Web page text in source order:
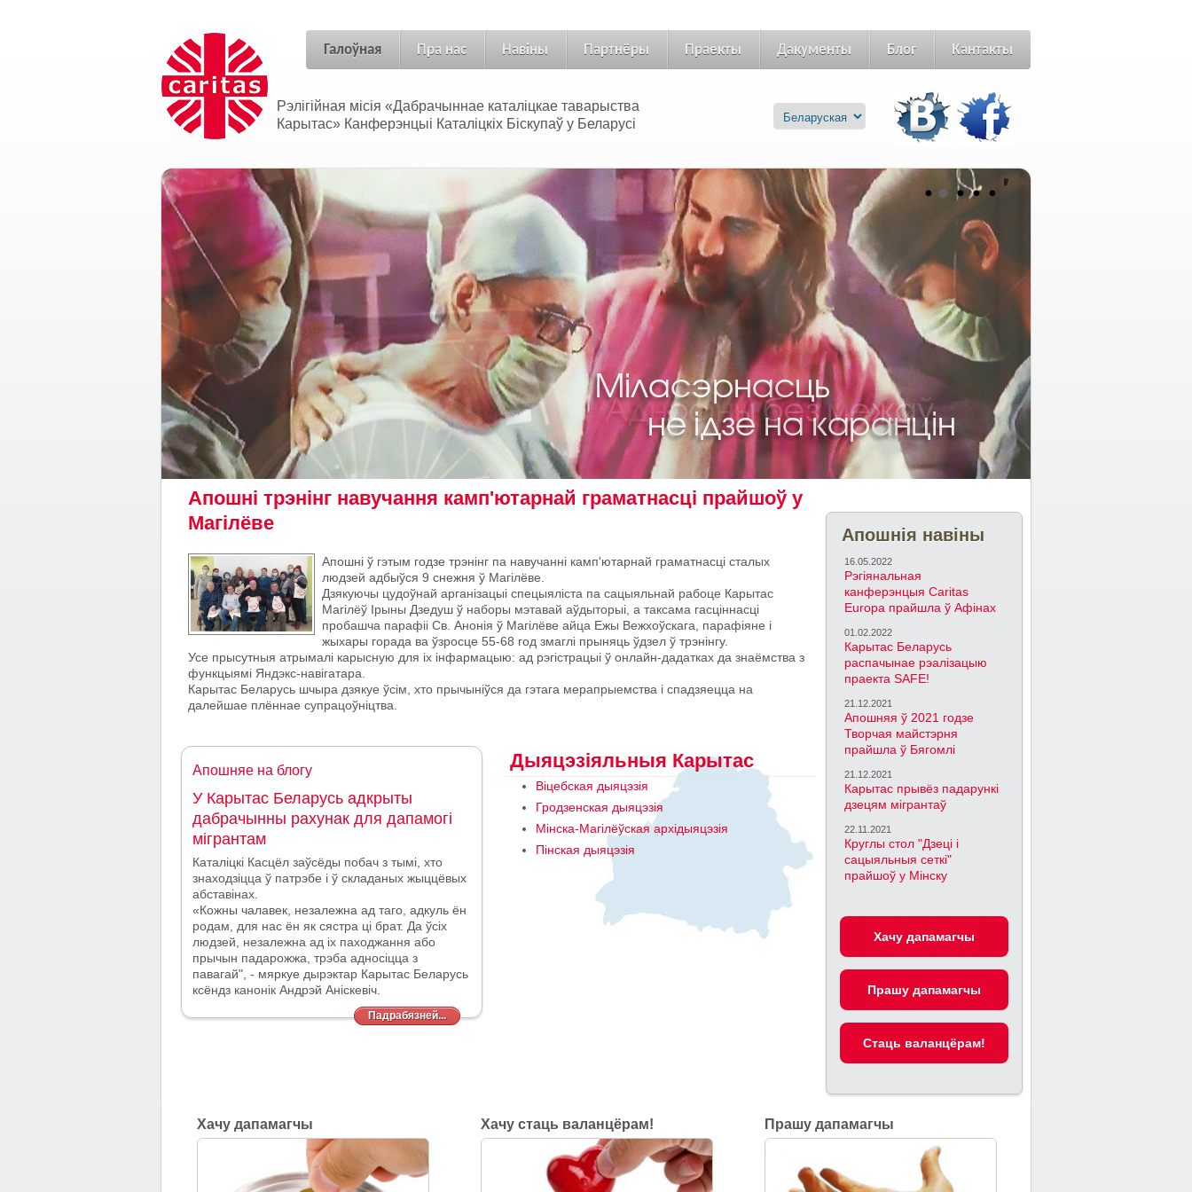
Галоўная Пра нас Навіны Партнёры Праекты Дакументы Блог Кантакты
Рэлігійная місія «Дабрачыннае каталіцкае таварыства
Карытас» Канферэнцыі Каталіцкіх Біскупаў у Беларусі
Апошнія навіны
16.05.2022
Рэгіянальная
канферэнцыя Caritas
Europa прайшла ў Афінах
01.02.2022
Карытас Беларусь
распачынае рэалізацыю
праекта SAFE!
21.12.2021
Апошняя ў 2021 годзе
Творчая майстэрня
прайшла ў Бягомлі
21.12.2021
Карытас прывёз падарункі
дзецям мігрантаў
22.11.2021
Круглы стол "Дзеці і
сацыяльныя сеткі"
прайшоў у Мінску
Хачу дапамагчы
Прашу дапамагчы
Cтаць валанцёрам!
Апошні трэнінг навучання камп'ютарнай граматнасці прайшоў у
Магілёве
Апошні ў гэтым годзе трэнінг па навучанні камп'ютарнай граматнасці сталых
людзей адбыўся 9 снежня ў Магілёве.
Дзякуючы цудоўнай арганізацыі спецыяліста па сацыяльнай рабоце Карытас
Магілёў Ірыны Дзедуш ў наборы мэтавай аўдыторыі, а таксама гасціннасці
пробашча парафіі Св. Анонія ў Магілёве айца Ежы Вежхоўскага, парафіяне і
жыхары горада ва ўзросце 55-68 год змаглі прыняць ўдзел ў трэнінгу.
Усе прысутныя атрымалі карысную для іх інфармацыю: ад рэгістрацыі ў онлайн-дадатках да знаёмства з
функцыямі Яндэкс-навігатара.
Карытас Беларусь шчыра дзякуе ўсім, хто прычыніўся да гэтага мерапрыемства і спадзяецца на
далейшае плённае супрацоўніцтва.
Апошняе на блогу
У Карытас Беларусь адкрыты
дабрачынны рахунак для дапамогі
мігрантам
Каталіцкі Касцёл заўсёды побач з тымі, хто
знаходзіцца ў патрэбе і ў складаных жыццёвых
абставінах.
«Кожны чалавек, незалежна ад таго, адкуль ён
родам, для нас ён як сястра ці брат. Да ўсіх
людзей, незалежна ад іх паходжання або
прычын падарожжа, трэба адносіцца з
павагай", - мяркуе дырэктар Карытас Беларусь
ксёндз канонік Андрэй Аніскевіч.
Падрабязней...
Дыяцэзіяльныя Карытас
Віцебская дыяцэзія
Гродзенская дыяцэзія
Мінска-Магілёўская архідыяцэзія
Пінская дыяцэзія
Хачу дапамагчы Хачу стаць валанцёрам! Прашу дапамагчы